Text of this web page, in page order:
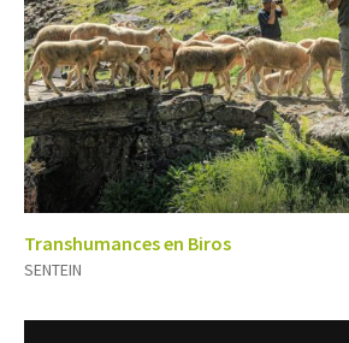
Transhumances en Biros
SENTEIN